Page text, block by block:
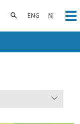
ENG 简
Toggle search panel